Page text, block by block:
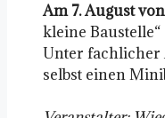
Am 7. August
kleine
Unter
selbst einen